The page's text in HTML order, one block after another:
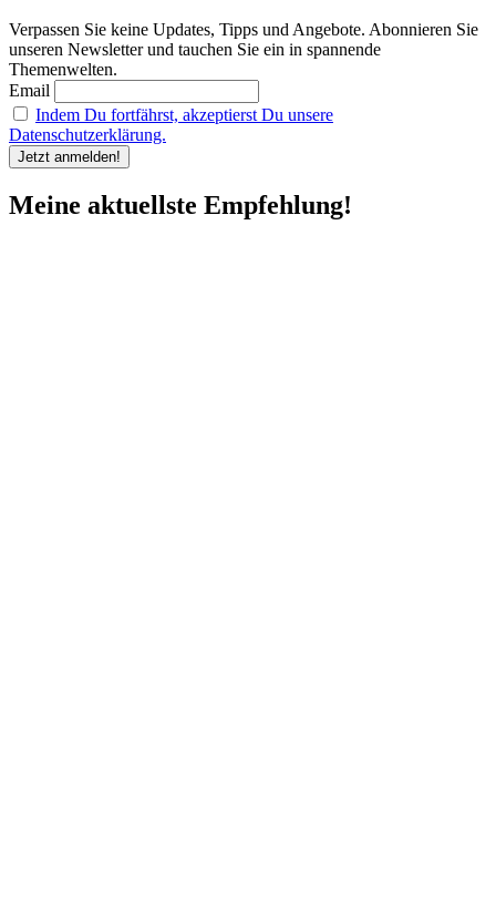
Verpassen Sie keine Updates, Tipps und Angebote. Abonnieren Sie
unseren Newsletter und tauchen Sie ein in spannende
Themenwelten.
Email
Indem Du fortfährst, akzeptierst Du unsere
Datenschutzerklärung.
Meine aktuellste Empfehlung!